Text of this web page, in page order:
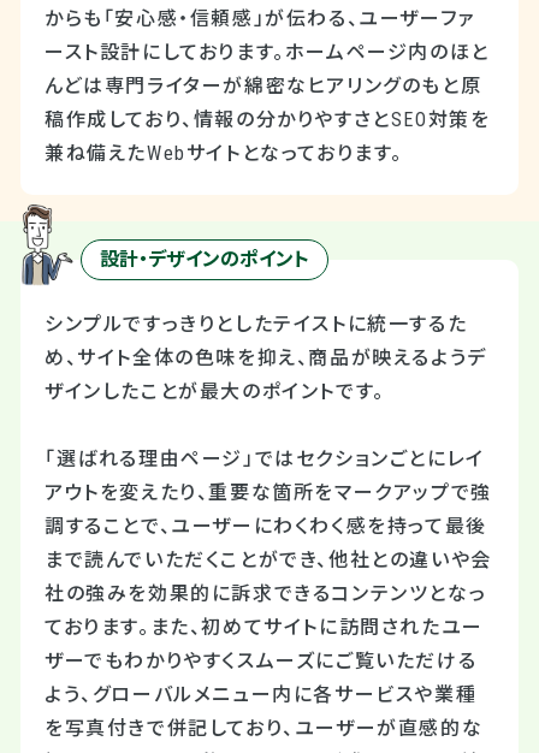
からも「安心感・信頼感」が伝わる、ユーザーファ
ースト設計にしております。ホームページ内のほと
んどは専門ライターが綿密なヒアリングのもと原
稿作成しており、情報の分かりやすさとSEO対策を
兼ね備えたWebサイトとなっております。
設計・デザインのポイント
シンプルですっきりとしたテイストに統一するた
め、サイト全体の色味を抑え、商品が映えるようデ
ザインしたことが最大のポイントです。
「選ばれる理由ページ」ではセクションごとにレイ
アウトを変えたり、重要な箇所をマークアップで強
調することで、ユーザーにわくわく感を持って最後
まで読んでいただくことができ、他社との違いや会
社の強みを効果的に訴求できるコンテンツとなっ
ております。また、初めてサイトに訪問されたユー
ザーでもわかりやすくスムーズにご覧いただける
よう、グローバルメニュー内に各サービスや業種
を写真付きで併記しており、ユーザーが直感的な